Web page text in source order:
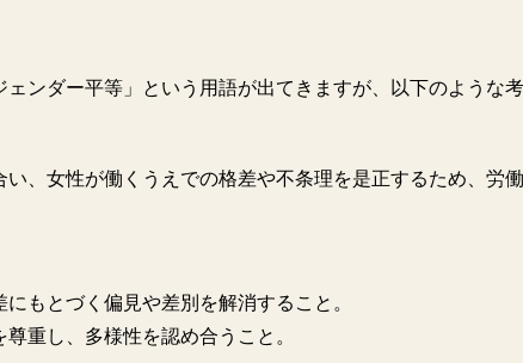
ンダー平等」という用語が出てきますが、以下のような
い、女性が働くうえでの格差や不条理を是正するため、労
もとづく偏見や差別を解消すること。
重し、多様性を認め合うこと。